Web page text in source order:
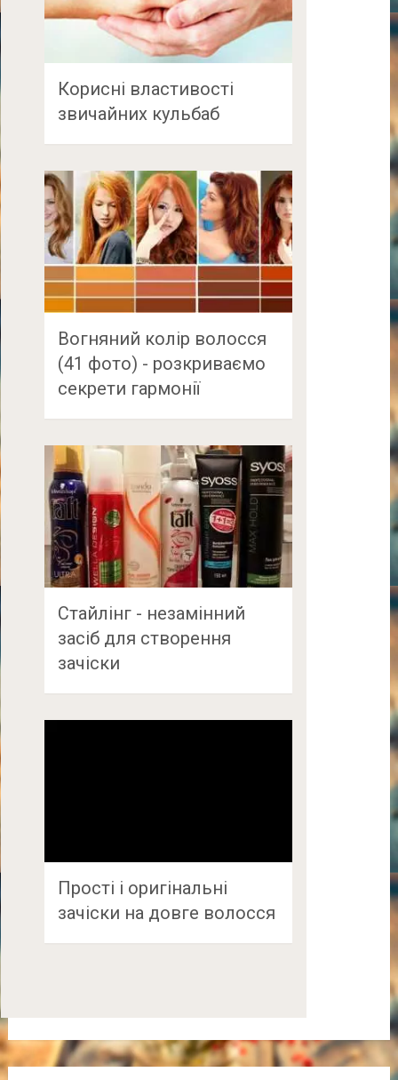
Корисні властивості
звичайних кульбаб
Вогняний колір волосся
(41 фото) - розкриваємо
секрети гармонії
Стайлінг - незамінний
засіб для створення
зачіски
Прості і оригінальні
зачіски на довге волосся